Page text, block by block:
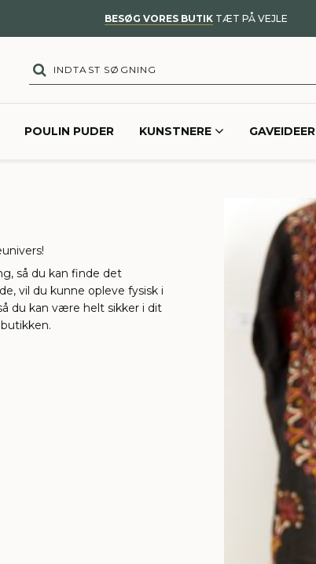
BESØG VORES BUTIK TÆT PÅ VEJLE
POULIN PUDER KUNSTNERE GAVEIDEER
så du kan finde det
vil du kunne opleve fysisk i
du kan være helt sikker i dit